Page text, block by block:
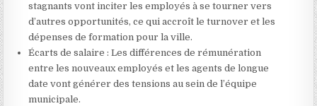
stagnants vont inciter les employés à se tourner vers
d’autres opportunités, ce qui accroît le turnover et les
dépenses de formation pour la ville.
Écarts de salaire : Les différences de rémunération
entre les nouveaux employés et les agents de longue
date vont générer des tensions au sein de l’équipe
municipale.